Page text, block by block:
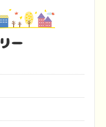
ー